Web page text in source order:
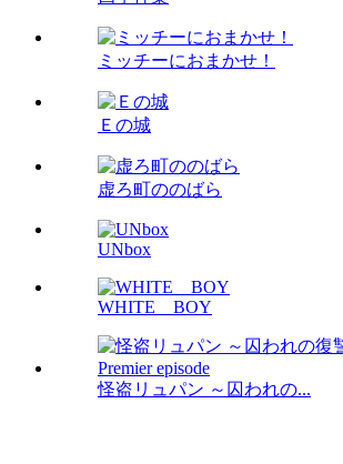
ミッチーにおまかせ！
Ｅの城
虚ろ町ののばら
UNbox
WHITE BOY
怪盗リュパン ～囚われの...